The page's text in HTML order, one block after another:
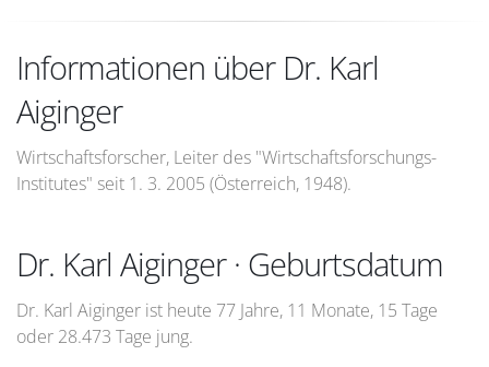
Informationen über Dr. Karl
Aiginger
Wirtschaftsforscher, Leiter des "Wirtschaftsforschungs-
Institutes" seit 1. 3. 2005 (Österreich, 1948).
Dr. Karl Aiginger · Geburtsdatum
Dr. Karl Aiginger ist heute 77 Jahre, 11 Monate, 15 Tage
oder 28.473 Tage jung.